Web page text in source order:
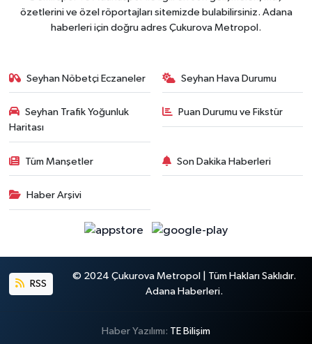
özetlerini ve özel röportajları sitemizde bulabilirsiniz. Adana
haberleri için doğru adres Çukurova Metropol.
Seyhan Nöbetçi Eczaneler Seyhan Hava Durumu
Seyhan Trafik Yoğunluk
Haritası
Puan Durumu ve Fikstür
Tüm Manşetler Son Dakika Haberleri
Haber Arşivi
RSS
© 2024 Çukurova Metropol | Tüm Hakları Saklıdır.
Adana Haberleri.
Haber Yazılımı: TE Bilişim